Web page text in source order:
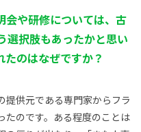
会や研修については、古
選択肢もあったかと思い
たのはなぜですか？
提供元である専門家からフラ
たのです。ある程度のことは